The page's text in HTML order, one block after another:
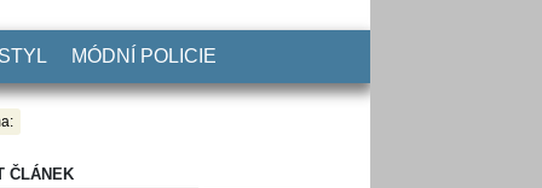
MÓDNÍ POLICIE
ČLÁNEK